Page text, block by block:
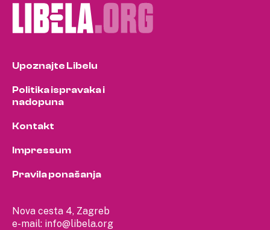
Nova cesta 4, Zagreb
e-mail: info@libela.org
Upoznajte Libelu
Politika ispravaka i
nadopuna
Kontakt
Impressum
Pravila ponašanja